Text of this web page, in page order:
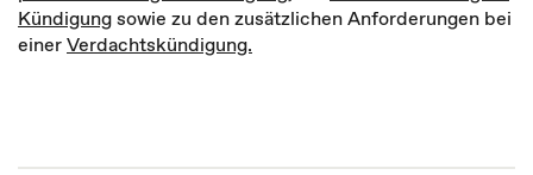
Kündigungsowie zu den zusätzlichen Anforderungen bei
einerVerdachtskündigung.